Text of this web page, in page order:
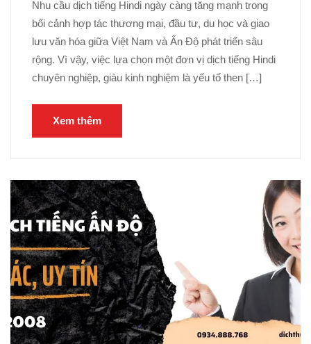
Nhu cầu dịch tiếng Hindi ngày càng tăng mạnh trong
bối cảnh hợp tác thương mại, đầu tư, du học và giao
lưu văn hóa giữa Việt Nam và Ấn Độ phát triển sâu
rộng. Vì vậy, việc lựa chọn một đơn vị dịch tiếng Hindi
chuyên nghiệp, giàu kinh nghiệm là yếu tố then […]
Xem thêm